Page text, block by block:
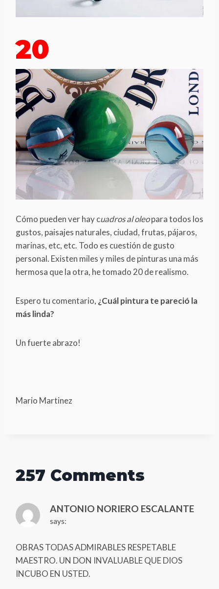
20
Cómo pueden ver hay cuadros al oleopara todos los
gustos, paisajes naturales, ciudad, frutas, pájaros,
marinas, etc, etc. Todo es cuestión de gusto
personal. Existen miles y miles de pinturas una más
hermosa que la otra, he tomado 20 de realismo.
Espero tu comentario, ¿Cuál pintura te pareció la
más linda?
Un fuerte abrazo!
Mario Martinez
257 Comments
ANTONIO NORIERO ESCALANTE
says:
OBRAS TODAS ADMIRABLES RESPETABLE
MAESTRO. UN DON INVALUABLE QUE DIOS
INCUBO EN USTED.